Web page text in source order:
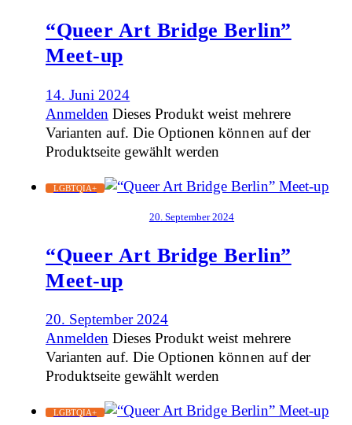
“Queer Art Bridge Berlin”
Meet-up
14. Juni 2024
Anmelden Dieses Produkt weist mehrere
Varianten auf. Die Optionen können auf der
Produktseite gewählt werden
LGBTQIA+
20. September 2024
“Queer Art Bridge Berlin”
Meet-up
20. September 2024
Anmelden Dieses Produkt weist mehrere
Varianten auf. Die Optionen können auf der
Produktseite gewählt werden
LGBTQIA+